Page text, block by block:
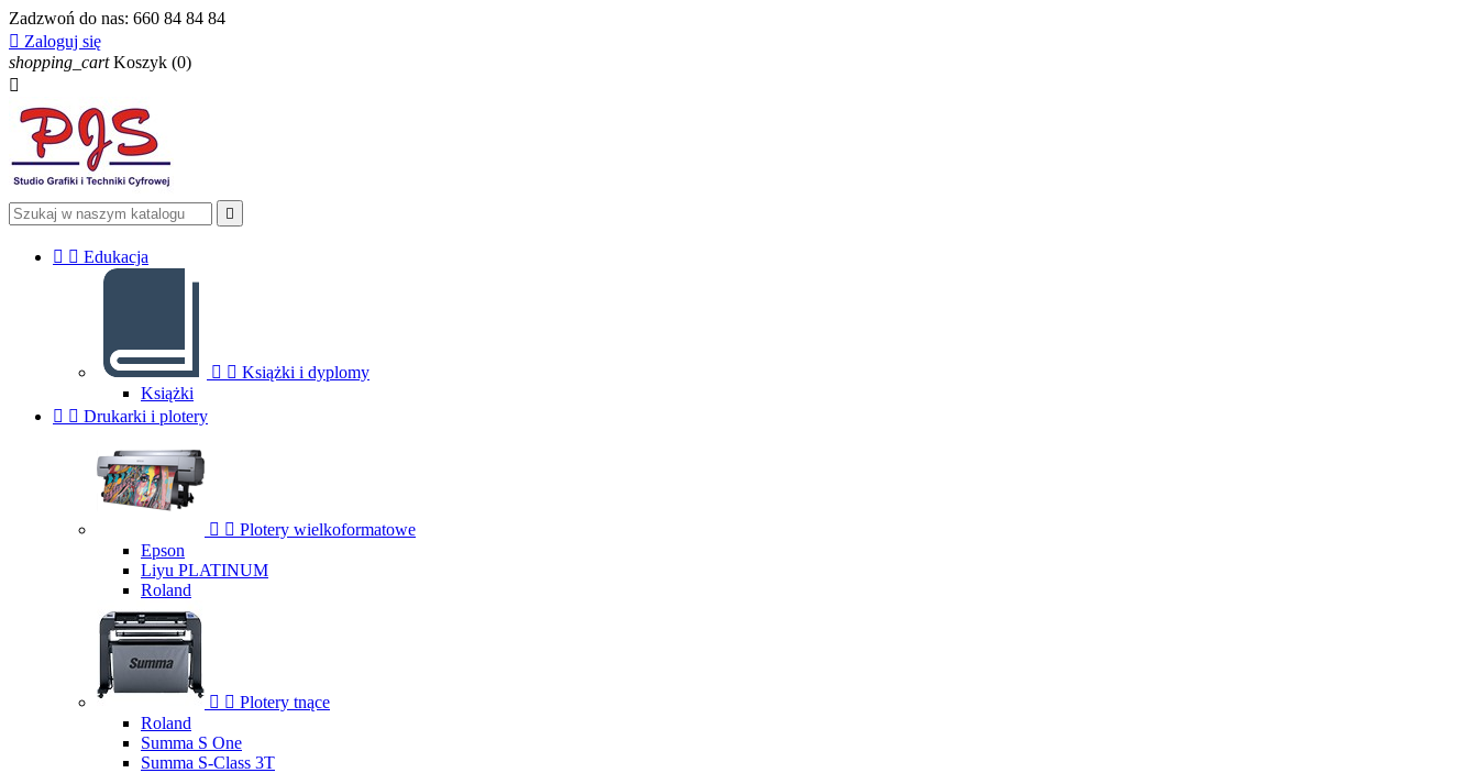
Zadzwoń do nas: 660 84 84 84
 Zaloguj się
shopping_cart Koszyk (0)


  Edukacja
  Książki i dyplomy
Książki
  Drukarki i plotery
  Plotery wielkoformatowe
Epson
Liyu PLATINUM
Roland
  Plotery tnące
Roland
Summa S One
Summa S-Class 3T